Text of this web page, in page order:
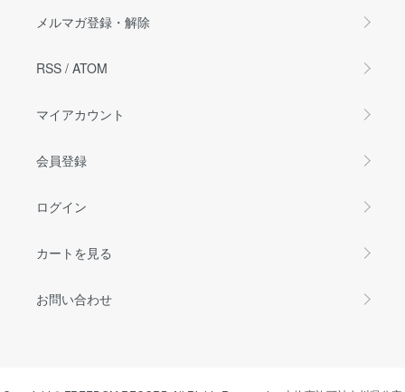
メルマガ登録・解除
RSS / ATOM
マイアカウント
会員登録
ログイン
カートを見る
お問い合わせ